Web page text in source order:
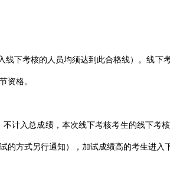
线下考核的人员均须达到此合格线）。线
资格。
计入总成绩，本次线下考核考生的线下
方式另行通知），加试成绩高的考生进入